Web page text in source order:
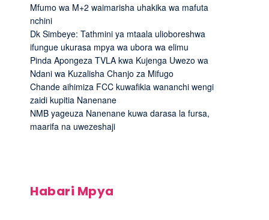
Mfumo wa M+2 waimarisha uhakika wa mafuta
nchini
Dk Simbeye: Tathmini ya mtaala ulioboreshwa
ifungue ukurasa mpya wa ubora wa elimu
Pinda Apongeza TVLA kwa Kujenga Uwezo wa
Ndani wa Kuzalisha Chanjo za Mifugo
Chande aihimiza FCC kuwafikia wananchi wengi
zaidi kupitia Nanenane
NMB yageuza Nanenane kuwa darasa la fursa,
maarifa na uwezeshaji
Habari Mpya